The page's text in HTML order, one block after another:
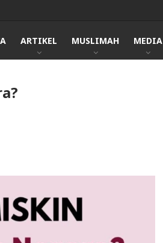
ARTIKEL MUSLIMAH MEDIA